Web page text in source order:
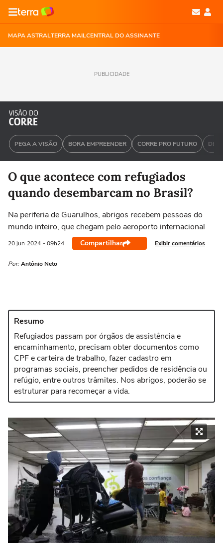
MAPA ASTRALTERRA MAILCENTRAL DO ASSINANTE
PUBLICIDADE
PEGA A VISÃO BORA EMPREENDER CORRE PRO FUTURO DEU
O que acontece com refugiados
quando desembarcam no Brasil?
Na periferia de Guarulhos, abrigos recebem pessoas do
mundo inteiro, que chegam pelo aeroporto internacional
20 jun 2024 - 09h24 Compartilhar Exibir comentários
Por: Antônio Neto
Resumo
Refugiados passam por órgãos de assistência e
encaminhamento, precisam obter documentos como
CPF e carteira de trabalho, fazer cadastro em
programas sociais, preencher pedidos de residência ou
refúgio, entre outros trâmites. Nos abrigos, poderão se
estruturar para recomeçar a vida.